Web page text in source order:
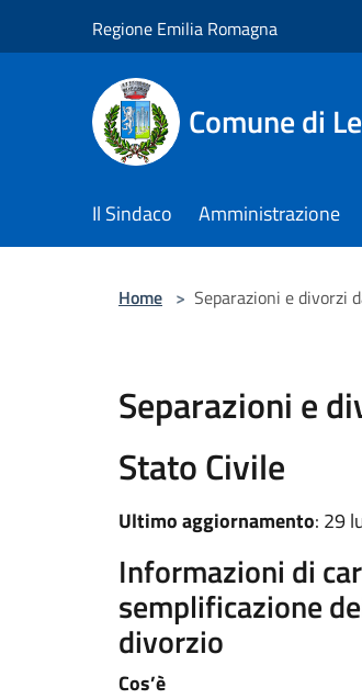
Regione Emilia Romagna
Comune di
Il Sindaco Amministrazione
Home > Separazioni e divorzi
Separazioni e
Stato Civile
Ultimo aggiornamento: 29
Informazioni di
semplificazione
divorzio
Cos’è